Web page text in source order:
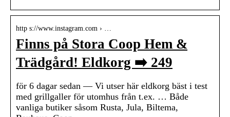
http s://www.instagram.com › …
Finns på Stora Coop Hem &
Trädgård! Eldkorg ➡️ 249
för 6 dagar sedan — Vi utser här eldkorg bäst i test
med grillgaller för utomhus från t.ex. … Både
vanliga butiker såsom Rusta, Jula, Biltema,